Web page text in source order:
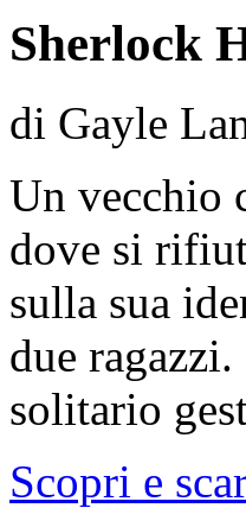
Sherlock
di Gayle
Un vecchio
dove si
sulla sua
due
solitario
Scopri e